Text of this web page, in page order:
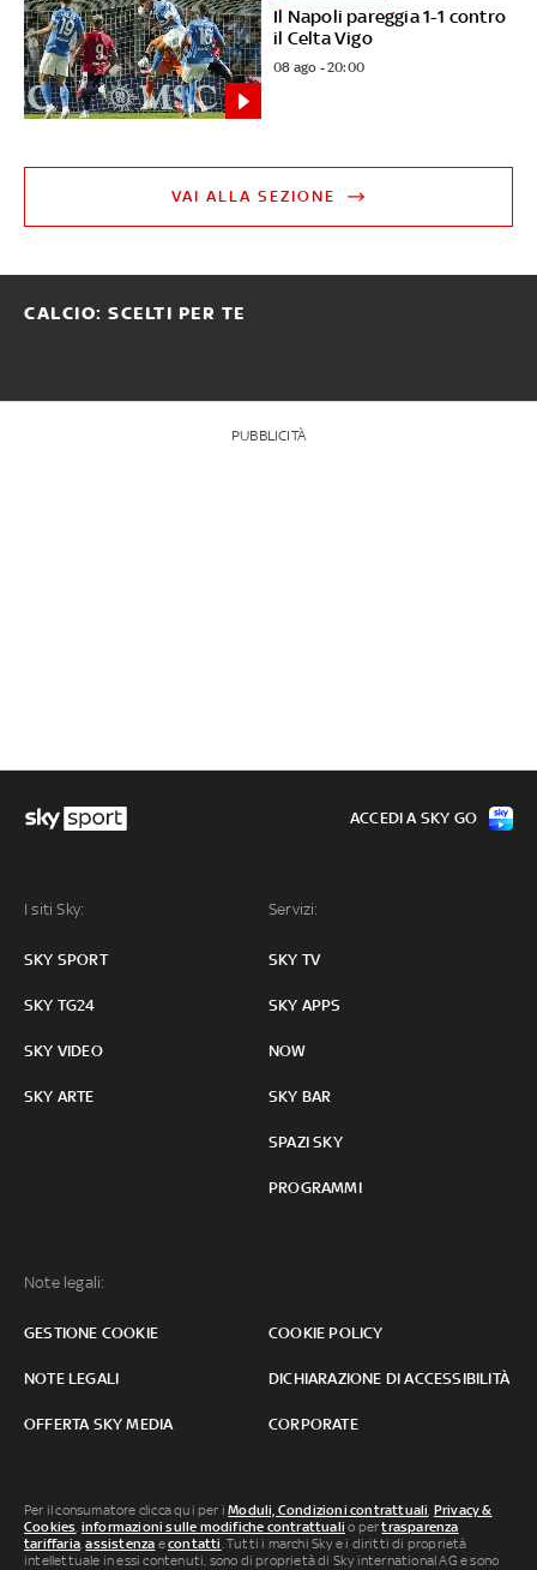
Il Napoli pareggia 1-1 contro
il Celta Vigo
08 ago - 20:00
VAI ALLA SEZIONE
CALCIO: SCELTI PER TE
PUBBLICITÀ
I siti Sky:
SKY SPORT
SKY TG24
SKY VIDEO
SKY ARTE
Servizi:
SKY TV
SKY APPS
NOW
SKY BAR
SPAZI SKY
PROGRAMMI
Note legali:
GESTIONE COOKIE COOKIE POLICY
NOTE LEGALI DICHIARAZIONE DI ACCESSIBILITÀ
OFFERTA SKY MEDIA CORPORATE
ACCEDI A SKY GO
Per il consumatore clicca qui per iModuli, Condizioni contrattuali, Privacy &
Cookies, informazioni sulle modifiche contrattuali o pertrasparenza
tariffaria,assistenza econtatti. Tutti i marchi Sky e i diritti di proprietà
intellettuale in essi contenuti, sono di proprietà di Sky international AG e sono